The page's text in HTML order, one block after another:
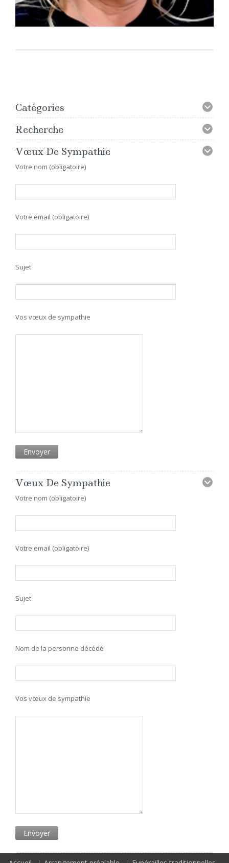
Catégories
Recherche
Vœux De Sympathie
Votre nom (obligatoire)
Votre email (obligatoire)
Sujet
Vos vœux de sympathie
Vœux De Sympathie
Votre nom (obligatoire)
Votre email (obligatoire)
Sujet
Nom de la personne décédé
Vos vœux de sympathie